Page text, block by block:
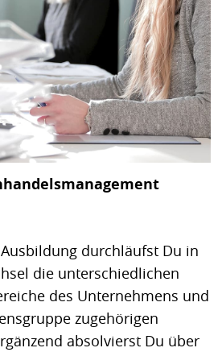
durchläufst Du in
die unterschiedlichen
des Unternehmens und
zugehörigen
absolvierst Du über